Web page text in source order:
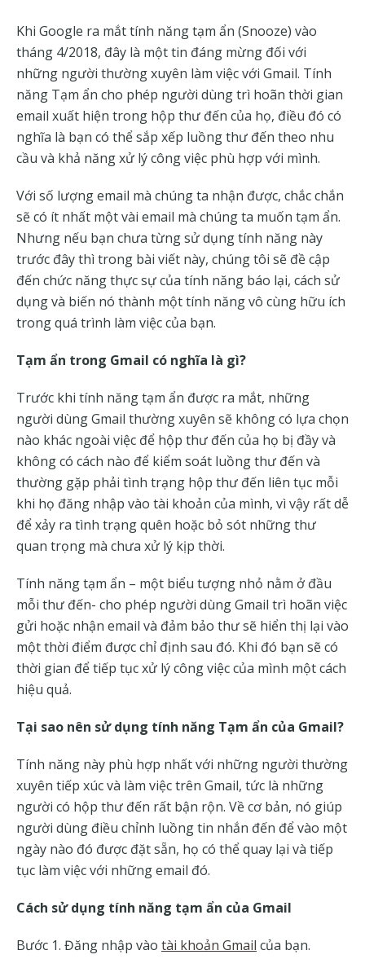
Khi Google ra mắt tính năng tạm ẩn (Snooze) vào
tháng 4/2018, đây là một tin đáng mừng đối với
những người thường xuyên làm việc với Gmail. Tính
năng Tạm ẩn cho phép người dùng trì hoãn thời gian
email xuất hiện trong hộp thư đến của họ, điều đó có
nghĩa là bạn có thể sắp xếp luồng thư đến theo nhu
cầu và khả năng xử lý công việc phù hợp với mình.
Với số lượng email mà chúng ta nhận được, chắc chắn
sẽ có ít nhất một vài email mà chúng ta muốn tạm ẩn.
Nhưng nếu bạn chưa từng sử dụng tính năng này
trước đây thì trong bài viết này, chúng tôi sẽ đề cập
đến chức năng thực sự của tính năng báo lại, cách sử
dụng và biến nó thành một tính năng vô cùng hữu ích
trong quá trình làm việc của bạn.
Tạm ẩn trong Gmail có nghĩa là gì?
Trước khi tính năng tạm ẩn được ra mắt, những
người dùng Gmail thường xuyên sẽ không có lựa chọn
nào khác ngoài việc để hộp thư đến của họ bị đầy và
không có cách nào để kiểm soát luồng thư đến và
thường gặp phải tình trạng hộp thư đến liên tục mỗi
khi họ đăng nhập vào tài khoản của mình, vì vậy rất dễ
để xảy ra tình trạng quên hoặc bỏ sót những thư
quan trọng mà chưa xử lý kịp thời.
Tính năng tạm ẩn – một biểu tượng nhỏ nằm ở đầu
mỗi thư đến- cho phép người dùng Gmail trì hoãn việc
gửi hoặc nhận email và đảm bảo thư sẽ hiển thị lại vào
một thời điểm được chỉ định sau đó. Khi đó bạn sẽ có
thời gian để tiếp tục xử lý công việc của mình một cách
hiệu quả.
Tại sao nên sử dụng tính năng Tạm ẩn của Gmail?
Tính năng này phù hợp nhất với những người thường
xuyên tiếp xúc và làm việc trên Gmail, tức là những
người có hộp thư đến rất bận rộn. Về cơ bản, nó giúp
người dùng điều chỉnh luồng tin nhắn đến để vào một
ngày nào đó được đặt sẵn, họ có thể quay lại và tiếp
tục làm việc với những email đó.
Cách sử dụng tính năng tạm ẩn của Gmail
Bước 1. Đăng nhập vào tài khoản Gmail của bạn.